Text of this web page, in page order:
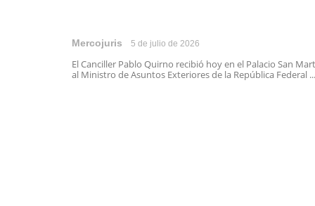
Mercojuris 5 de julio de 2026
El Canciller Pablo Quirno recibió hoy en el Palacio San
al Ministro de Asuntos Exteriores de la República Federal ...